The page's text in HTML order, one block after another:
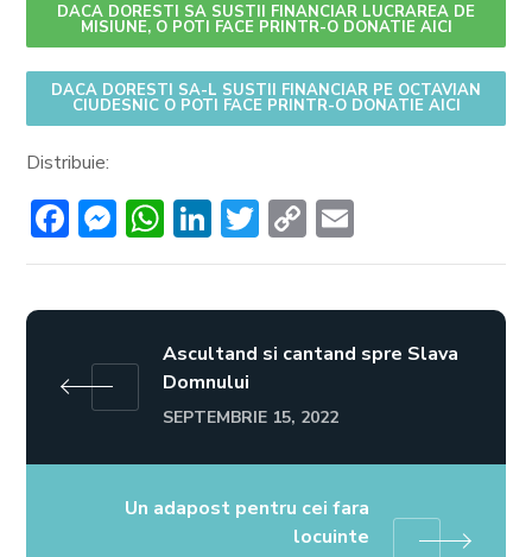
DACA DORESTI SA SUSTII FINANCIAR LUCRAREA DE
MISIUNE, O POTI FACE PRINTR-O DONATIE AICI
DACA DORESTI SA-L SUSTII FINANCIAR PE OCTAVIAN
CIUDESNIC O POTI FACE PRINTR-O DONATIE AICI
Distribuie:
Facebook
Messenger
WhatsApp
LinkedIn
Twitter
Copy
Link
Ascultand si cantand spre Slava
Domnului
SEPTEMBRIE 15, 2022
Un adapost pentru cei fara
locuinte